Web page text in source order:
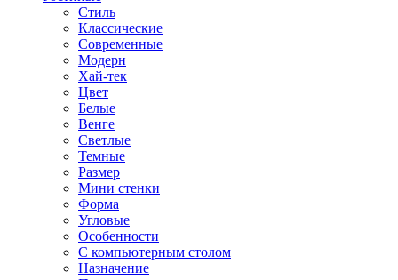
Стиль
Классические
Современные
Модерн
Хай-тек
Цвет
Белые
Венге
Светлые
Темные
Размер
Мини стенки
Форма
Угловые
Особенности
С компьютерным столом
Назначение